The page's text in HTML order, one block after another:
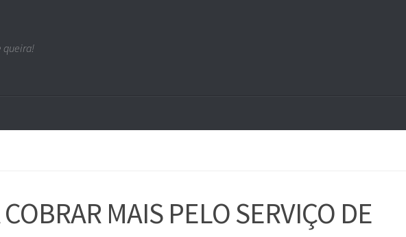
queira!
MAIS PELO SERVIÇO DE